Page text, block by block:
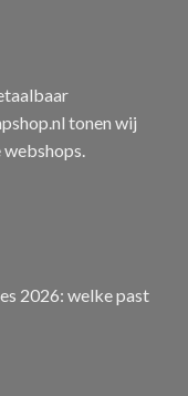
tonen wij
2026: welke past